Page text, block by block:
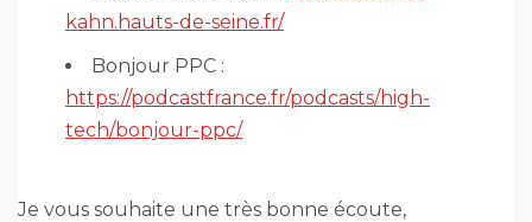
kahn.hauts-de-seine.fr/
Bonjour PPC :
https://podcastfrance.fr/podcasts/high-
tech/bonjour-ppc/
Je vous souhaite une très bonne écoute,